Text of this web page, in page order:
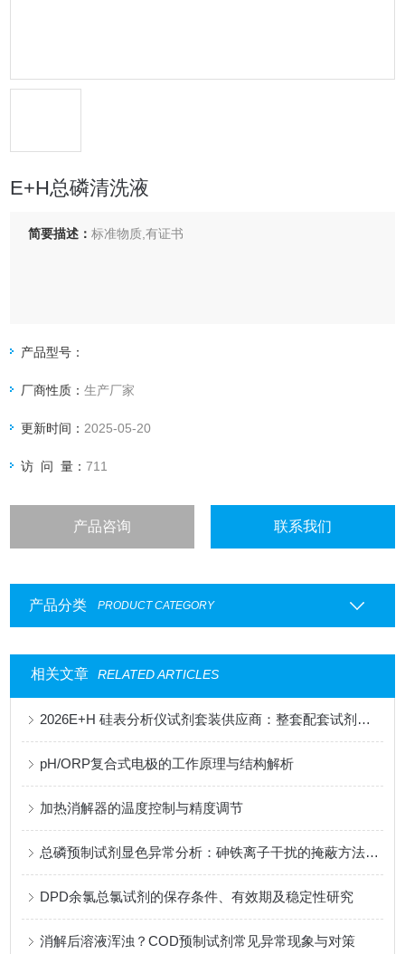
E+H总磷清洗液
简要描述：标准物质,有证书
产品型号：
厂商性质：生产厂家
更新时间： 2025-05-20
访 问 量：711
产品咨询 联系我们
产品分类 PRODUCT CATEGORY
相关文章 RELATED ARTICLES
2026E+H 硅表分析仪试剂套装供应商：整套配套试剂，适配电厂在线监测场景
pH/ORP复合式电极的工作原理与结构解析
加热消解器的温度控制与精度调节
总磷预制试剂显色异常分析：砷铁离子干扰的掩蔽方法与质控样验证
DPD余氯总氯试剂的保存条件、有效期及稳定性研究
消解后溶液浑浊？COD预制试剂常见异常现象与对策